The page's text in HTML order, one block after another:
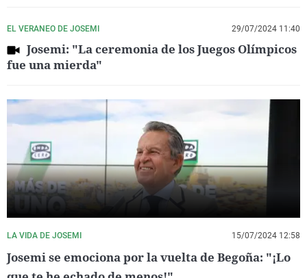
EL VERANEO DE JOSEMI 29/07/2024 11:40
Josemi: "La ceremonia de los Juegos Olímpicos
fue una mierda"
LA VIDA DE JOSEMI 15/07/2024 12:58
Josemi se emociona por la vuelta de Begoña: "¡Lo